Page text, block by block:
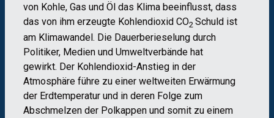
von Kohle, Gas und Öl das Klima beeinflusst, dass
das von ihm erzeugte Kohlendioxid CO2 Schuld ist
am Klimawandel. Die Dauerberieselung durch
Politiker, Medien und Umweltverbände hat
gewirkt. Der Kohlendioxid-Anstieg in der
Atmosphäre führe zu einer weltweiten Erwärmung
der Erdtemperatur und in deren Folge zum
Abschmelzen der Polkappen und somit zu einem